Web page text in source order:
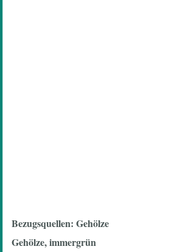
Bezugsquellen: Gehölze
Gehölze, immergrün